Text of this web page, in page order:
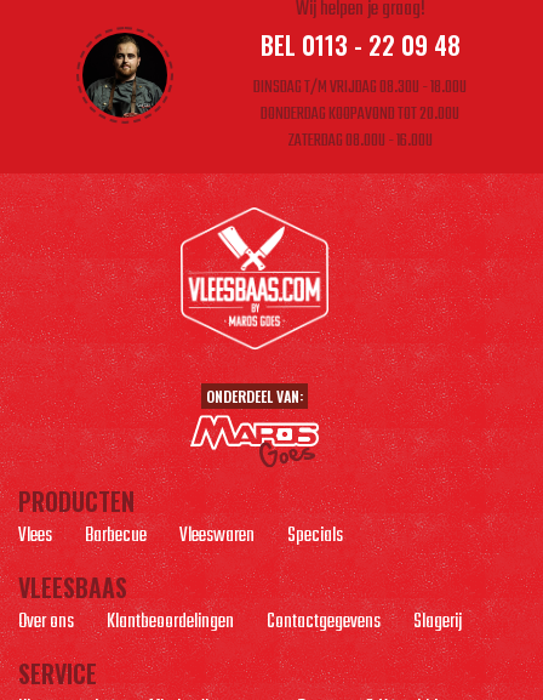
Wij helpen je graag!
BEL 0113 - 22 09 48
DINSDAG T/M VRIJDAG 08.30U - 18.00U
DONDERDAG KOOPAVOND TOT 20.00U
ZATERDAG 08.00U - 16.00U
ONDERDEEL VAN:
PRODUCTEN
Vlees Barbecue Vleeswaren Specials
VLEESBAAS
Over ons Klantbeoordelingen Contactgegevens Slagerij
SERVICE